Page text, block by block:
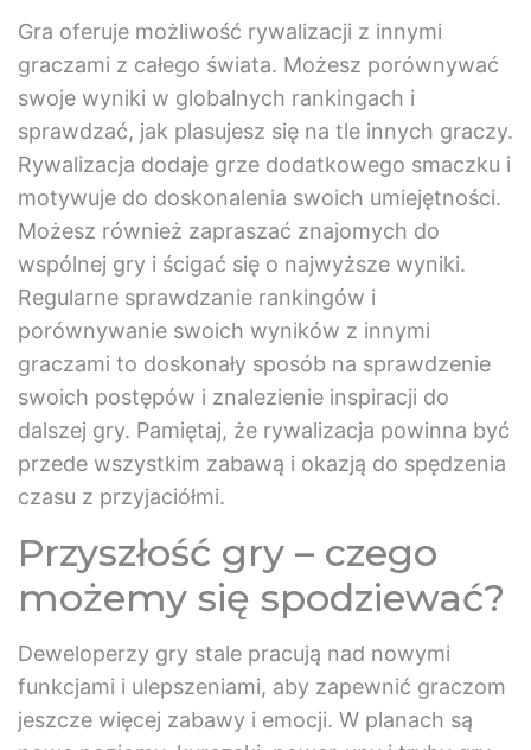
Gra oferuje możliwość rywalizacji z innymi
graczami z całego świata. Możesz porównywać
swoje wyniki w globalnych rankingach i
sprawdzać, jak plasujesz się na tle innych graczy.
Rywalizacja dodaje grze dodatkowego smaczku i
motywuje do doskonalenia swoich umiejętności.
Możesz również zapraszać znajomych do
wspólnej gry i ścigać się o najwyższe wyniki.
Regularne sprawdzanie rankingów i
porównywanie swoich wyników z innymi
graczami to doskonały sposób na sprawdzenie
swoich postępów i znalezienie inspiracji do
dalszej gry. Pamiętaj, że rywalizacja powinna być
przede wszystkim zabawą i okazją do spędzenia
czasu z przyjaciółmi.
Przyszłość gry – czego
możemy się spodziewać?
Deweloperzy gry stale pracują nad nowymi
funkcjami i ulepszeniami, aby zapewnić graczom
jeszcze więcej zabawy i emocji. W planach są